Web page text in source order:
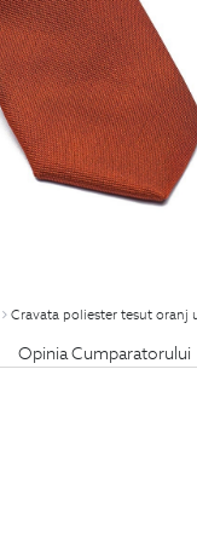
Cravata poliester tesut oranj
Opinia Cumparatorului